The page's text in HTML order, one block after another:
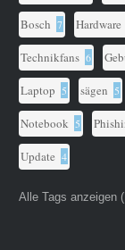
Bosch 7 Hardware
Technikfans 6
Laptop 5 sägen 5
Notebook 5
Update 4
Alle Tags anzeigen